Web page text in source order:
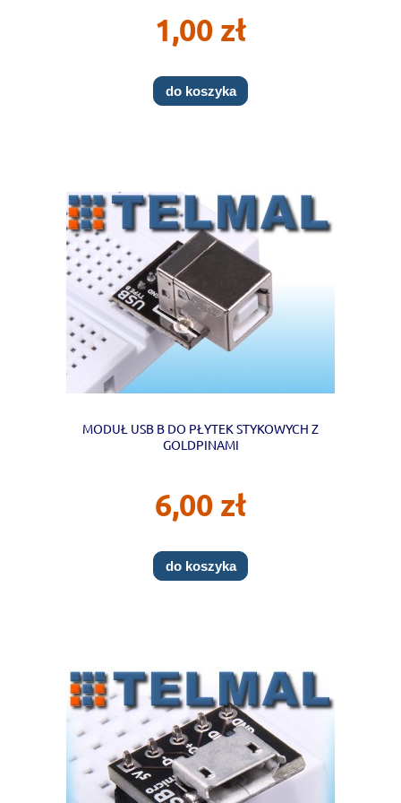
1,00 zł
do koszyka
MODUŁ USB B DO PŁYTEK STYKOWYCH Z
GOLDPINAMI
6,00 zł
do koszyka